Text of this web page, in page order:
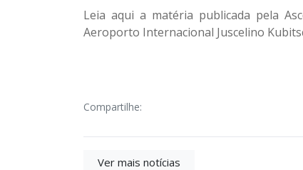
Leia aqui a matéria publicada pela
Aeroporto Internacional Juscelino
Compartilhe:
Ver mais notícias